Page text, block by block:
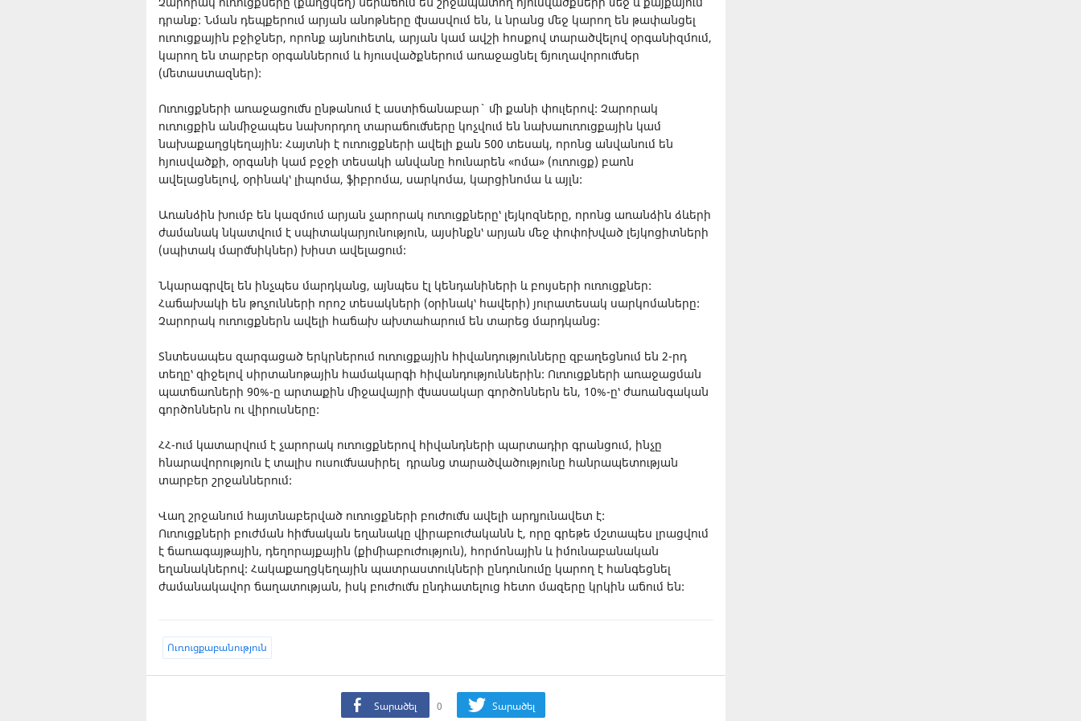
դրանք: Նման դեպքերում արյան անոթները վնասվում են, և նրանց մեջ կարող են թափանցել
ուռուցքային բջիջներ, որոնք այնուհետև, արյան կամ ավշի հոսքով տարածվելով օրգանիզմում,
կարող են տարբեր օրգաններում և հյուսվածքներում առաջացնել ճյուղավորումներ
(մետաստազներ):
Ուռուցքների առաջացումն ընթանում է աստիճանաբար` մի քանի փուլերով: Չարորակ
ուռուցքին անմիջապես նախորդող տարաճումները կոչվում են նախաուռուցքային կամ
նախաքաղցկեղային: Հայտնի է ուռուցքների ավելի քան 500 տեսակ, որոնց անվանում են
հյուսվածքի, օրգանի կամ բջջի տեսակի անվանը հունարեն «ոմա» (ուռուցք) բառն
ավելացնելով, օրինակ՝ լիպոմա, ֆիբրոմա, սարկոմա, կարցինոմա և այլն:
Առանձին խումբ են կազմում արյան չարորակ ուռուցքները՝ լեյկոզները, որոնց առանձին ձևերի
ժամանակ նկատվում է սպիտակարյունություն, այսինքն՝ արյան մեջ փոփոխված լեյկոցիտների
(սպիտակ մարմնիկներ) խիստ ավելացում:
Նկարագրվել են ինչպես մարդկանց, այնպես էլ կենդանիների և բույսերի ուռուցքներ:
Հաճախակի են թռչունների որոշ տեսակների (օրինակ՝ հավերի) յուրատեսակ սարկոմաները:
Չարորակ ուռուցքներն ավելի հաճախ ախտահարում են տարեց մարդկանց:
Տնտեսապես զարգացած երկրներում ուռուցքային հիվանդությունները զբաղեցնում են 2-րդ
տեղը՝ զիջելով սիրտանոթային համակարգի հիվանդություններին: Ուռուցքների առաջացման
պատճառների 90%-ը արտաքին միջավայրի վնասակար գործոններն են, 10%-ը՝ ժառանգական
գործոններն ու վիրուսները:
ՀՀ-ում կատարվում է չարորակ ուռուցքներով հիվանդների պարտադիր գրանցում, ինչը
հնարավորություն է տալիս ուսումնասիրել դրանց տարածվածությունը հանրապետության
տարբեր շրջաններում:
Վաղ շրջանում հայտնաբերված ուռուցքների բուժումն ավելի արդյունավետ է:
Ուռուցքների բուժման հիմնական եղանակը վիրաբուժականն է, որը գրեթե մշտապես լրացվում
է ճառագայթային, դեղորայքային (քիմիաբուժություն), հորմոնային և իմունաբանական
եղանակներով: Հակաքաղցկեղային պատրաստուկների ընդունումը կարող է հանգեցնել
ժամանակավոր ճաղատության, իսկ բուժումն ընդհատելուց հետո մազերը կրկին աճում են:
Ուռուցքաբանություն
Տարածել 0 Տարածել